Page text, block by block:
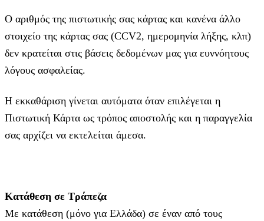
Ο αριθμός της πιστωτικής σας κάρτας και κανένα άλλο
στοιχείο της κάρτας σας (CCV2, ημερομηνία λήξης, κλπ)
δεν κρατείται στις βάσεις δεδομένων μας για ευννόητους
λόγους ασφαλείας.
Η εκκαθάριση γίνεται αυτόματα όταν επιλέγεται η
Πιστωτική Κάρτα ως τρόπος αποστολής και η παραγγελία
σας αρχίζει να εκτελείται άμεσα.
Κατάθεση σε Τράπεζα
Με κατάθεση (μόνο για Ελλάδα) σε έναν από τους